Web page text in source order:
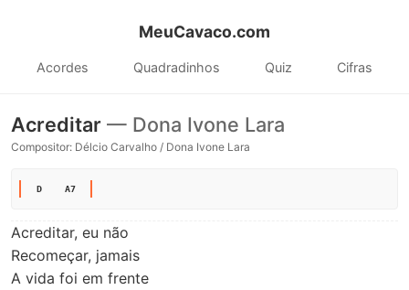
MeuCavaco.com
Acordes Quadradinhos Quiz Cifras
Acreditar — Dona Ivone Lara
Compositor: Délcio Carvalho / Dona Ivone Lara
D A7
Acreditar, eu não
Recomeçar, jamais
A vida foi em frente